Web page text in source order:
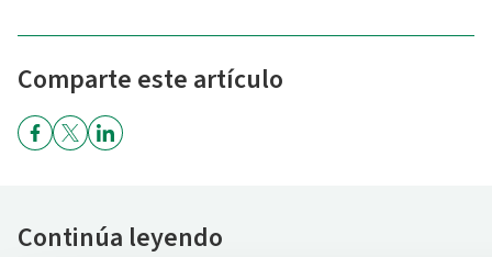
Comparte este artículo
Continúa leyendo